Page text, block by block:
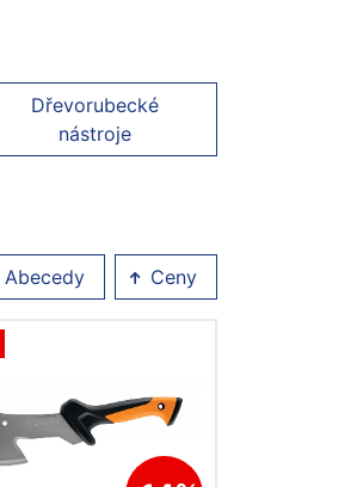
Dřevorubecké
nástroje
Abecedy Ceny